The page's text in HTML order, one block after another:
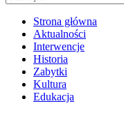
Strona główna
Aktualności
Interwencje
Historia
Zabytki
Kultura
Edukacja